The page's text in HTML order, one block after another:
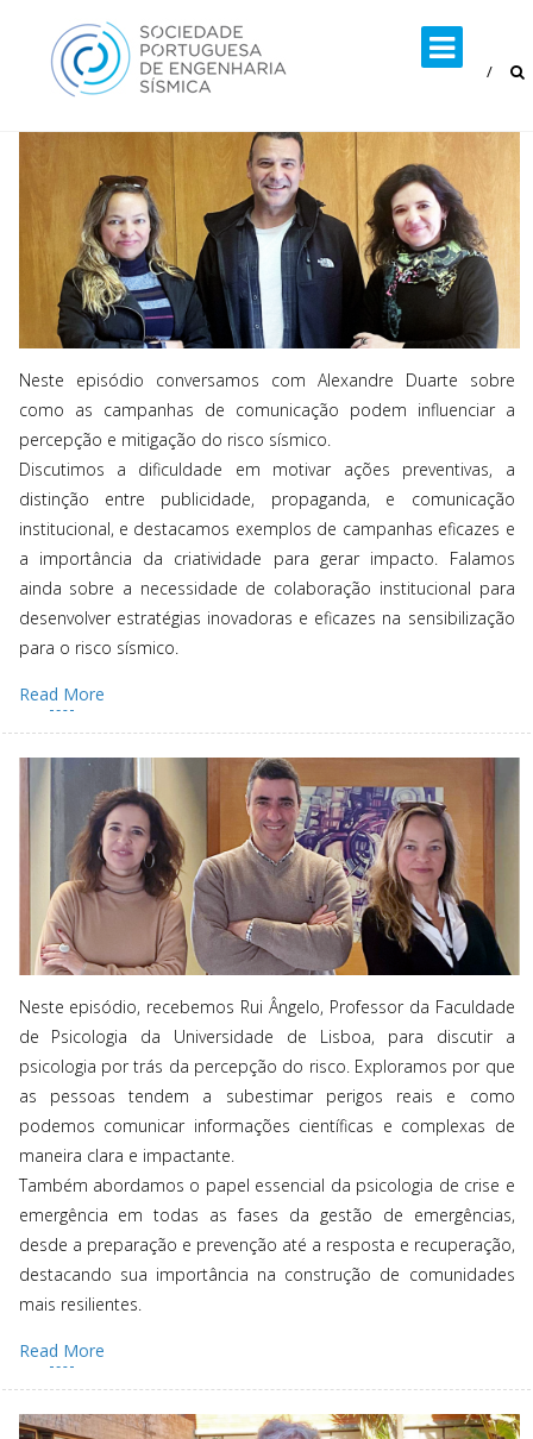
content
Neste episódio conversamos com Alexandre Duarte sobre
como as campanhas de comunicação podem influenciar a
percepção e mitigação do risco sísmico.
Discutimos a dificuldade em motivar ações preventivas, a
distinção entre publicidade, propaganda, e comunicação
institucional, e destacamos exemplos de campanhas eficazes e
a importância da criatividade para gerar impacto. Falamos
ainda sobre a necessidade de colaboração institucional para
desenvolver estratégias inovadoras e eficazes na sensibilização
para o risco sísmico.
Read More
Neste episódio, recebemos Rui Ângelo, Professor da Faculdade
de Psicologia da Universidade de Lisboa, para discutir a
psicologia por trás da percepção do risco. Exploramos por que
as pessoas tendem a subestimar perigos reais e como
podemos comunicar informações científicas e complexas de
maneira clara e impactante.
Também abordamos o papel essencial da psicologia de crise e
emergência em todas as fases da gestão de emergências,
desde a preparação e prevenção até a resposta e recuperação,
destacando sua importância na construção de comunidades
mais resilientes.
Read More